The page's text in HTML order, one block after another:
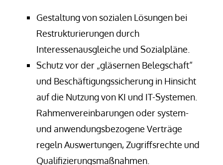
Gestaltung von sozialen Lösungen bei
Restrukturierungen durch
Interessenausgleiche und Sozialpläne.
Schutz vor der „gläsernen Belegschaft“
und Beschäftigungssicherung in Hinsicht
auf die Nutzung von KI und IT-Systemen.
Rahmenvereinbarungen oder system-
und anwendungsbezogene Verträge
regeln Auswertungen, Zugriffsrechte und
Qualifizierungsmaßnahmen.